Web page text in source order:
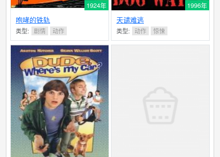
1924年
咆哮的铁轨
类型: 剧情 动作
1996年
天谴难逃
类型: 动作 惊悚